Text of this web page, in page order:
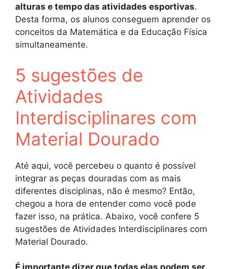
alturas e tempo das atividades esportivas.
Desta forma, os alunos conseguem aprender os
conceitos da Matemática e da Educação Física
simultaneamente.
5 sugestões de
Atividades
Interdisciplinares com
Material Dourado
Até aqui, você percebeu o quanto é possível
integrar as peças douradas com as mais
diferentes disciplinas, não é mesmo? Então,
chegou a hora de entender como você pode
fazer isso, na prática. Abaixo, você confere 5
sugestões de Atividades Interdisciplinares com
Material Dourado.